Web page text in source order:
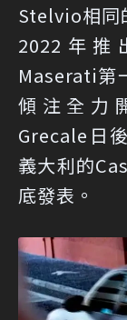
Stelvio相同
2022年
Maserati第
傾注全力
Grecale日
義大利的
底發表。